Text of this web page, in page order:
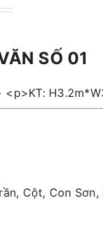
SỐ 01
Cột, Con Sơn,